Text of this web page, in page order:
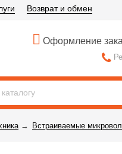
Возврат и обмен
Оформление
→ Встраиваемые